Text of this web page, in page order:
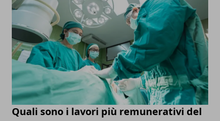
Quali sono i lavori più remunerativi del